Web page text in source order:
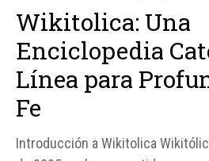
Wikitolica: Una
Enciclopedia
Línea para
Fe
Introducción a Wikitolica